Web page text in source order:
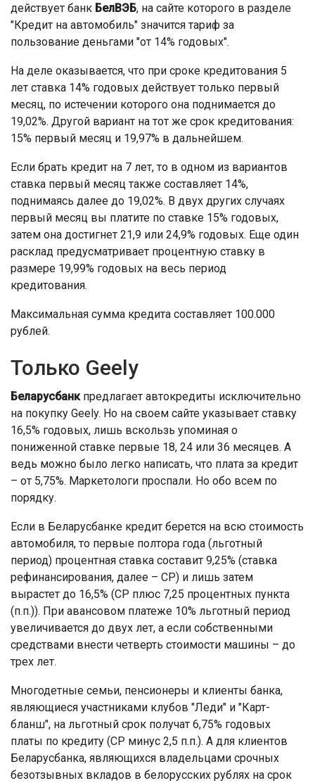
действует банк БелВЭБ, на сайте которого в разделе
"Кредит на автомобиль" значится тариф за
пользование деньгами "от 14% годовых".
На деле оказывается, что при сроке кредитования 5
лет ставка 14% годовых действует только первый
месяц, по истечении которого она поднимается до
19,02%. Другой вариант на тот же срок кредитования:
15% первый месяц и 19,97% в дальнейшем.
Если брать кредит на 7 лет, то в одном из вариантов
ставка первый месяц также составляет 14%,
поднимаясь далее до 19,02%. В двух других случаях
первый месяц вы платите по ставке 15% годовых,
затем она достигнет 21,9 или 24,9% годовых. Еще один
расклад предусматривает процентную ставку в
размере 19,99% годовых на весь период
кредитования.
Максимальная сумма кредита составляет 100.000
рублей.
Только Geely
Беларусбанк предлагает автокредиты исключительно
на покупку Geely. Но на своем сайте указывает ставку
16,5% годовых, лишь вскользь упоминая о
пониженной ставке первые 18, 24 или 36 месяцев. А
ведь можно было легко написать, что плата за кредит
– от 5,75%. Маркетологи проспали. Но обо всем по
порядку.
Если в Беларусбанке кредит берется на всю стоимость
автомобиля, то первые полтора года (льготный
период) процентная ставка составит 9,25% (ставка
рефинансирования, далее – СР) и лишь затем
вырастет до 16,5% (СР плюс 7,25 процентных пункта
(п.п.)). При авансовом платеже 10% льготный период
увеличивается до двух лет, а если собственными
средствами внести четверть стоимости машины – до
трех лет.
Многодетные семьи, пенсионеры и клиенты банка,
являющиеся участниками клубов "Леди" и "Карт-
бланш", на льготный срок получат 6,75% годовых
платы по кредиту (СР минус 2,5 п.п.). А для клиентов
Беларусбанка, являющихся владельцами срочных
безотзывных вкладов в белорусских рублях на срок